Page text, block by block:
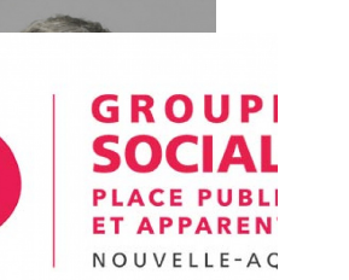
apprentissage
Formation professionnelle, emploi,
apprentissage